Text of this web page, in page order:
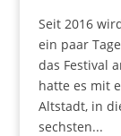
Seit 2016
ein paar
das Festival
hatte es mit
Altstadt, in
sechsten...